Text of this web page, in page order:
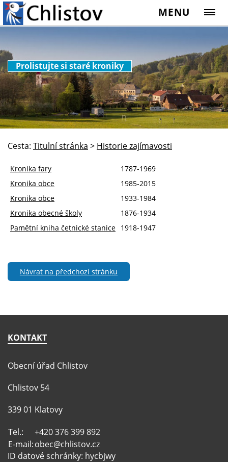
MENU
Prolistujte si staré kroniky
Cesta: Titulní stránka > Historie zajímavosti
Kronika fary
1787-1969
Kronika obce
1985-2015
Kronika obce
1933-1984
Kronika obecné školy
1876-1934
Pamětní kniha četnické stanice 1918-1947
Návrat na předchozí stránku
KONTAKT
Obecní úřad Chlistov
Chlistov 54
339 01 Klatovy
Tel.:
+420 376 399 892
E-mail:obec@chlistov.cz
ID datové schránky: hycbjwy